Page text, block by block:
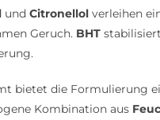
undCitronellol verleihen
Geruch. BHT
bietet die Formulierung
Kombination aus